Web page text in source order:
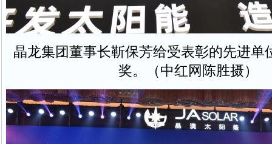
晶龙集团董事长靳保芳给受表彰的先进单
奖。（中红网陈胜摄）